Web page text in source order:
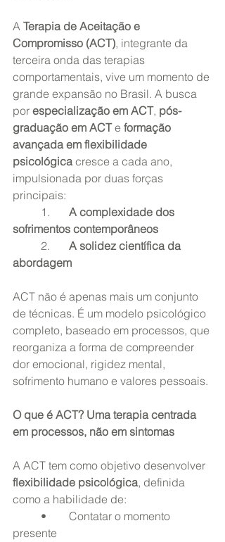
A Terapia de Aceitação e
Compromisso (ACT), integrante da
terceira onda das terapias
comportamentais, vive um momento de
grande expansão no Brasil. A busca
por especialização em ACT, pós-
graduação em ACT e formação
avançada em flexibilidade
psicológica cresce a cada ano,
impulsionada por duas forças
principais:
A complexidade dos
sofrimentos contemporâneos
A solidez científica da
abordagem
ACT não é apenas mais um conjunto
de técnicas. É um modelo psicológico
completo, baseado em processos, que
reorganiza a forma de compreender
dor emocional, rigidez mental,
sofrimento humano e valores pessoais.
O que é ACT? Uma terapia centrada
em processos, não em sintomas
A ACT tem como objetivo desenvolver
flexibilidade psicológica, definida
como a habilidade de:
presente